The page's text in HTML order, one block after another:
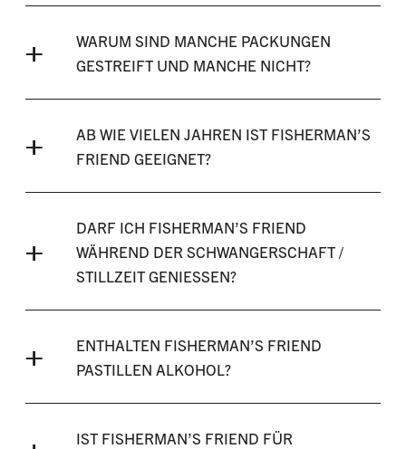
WARUM SIND MANCHE PACKUNGEN
GESTREIFT UND MANCHE NICHT?
AB WIE VIELEN JAHREN IST FISHERMAN’S
FRIEND GEEIGNET?
DARF ICH FISHERMAN’S FRIEND
WÄHREND DER SCHWANGERSCHAFT /
STILLZEIT GENIESSEN?
ENTHALTEN FISHERMAN’S FRIEND
PASTILLEN ALKOHOL?
IST FISHERMAN’S FRIEND FÜR